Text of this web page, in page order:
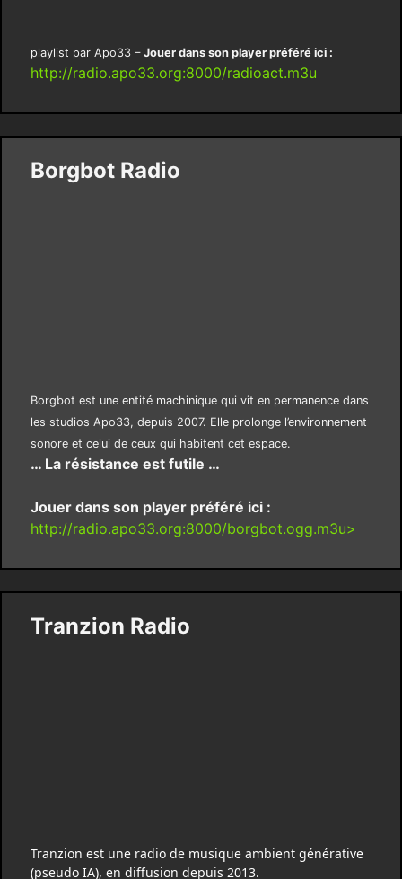
playlist par Apo33 – Jouer dans son player préféré ici :
http://radio.apo33.org:8000/radioact.m3u
Borgbot Radio
Borgbot est une entité machinique qui vit en permanence dans
les studios Apo33, depuis 2007. Elle prolonge l’environnement
sonore et celui de ceux qui habitent cet espace.
… La résistance est futile …
Jouer dans son player préféré ici :
http://radio.apo33.org:8000/borgbot.ogg.m3u>
Tranzion Radio
Tranzion est une radio de musique ambient générative
(pseudo IA), en diffusion depuis 2013.